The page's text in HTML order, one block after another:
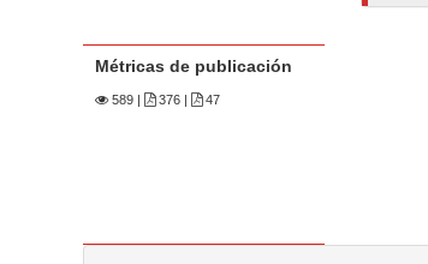
Métricas de publicación
589| 376 | 47